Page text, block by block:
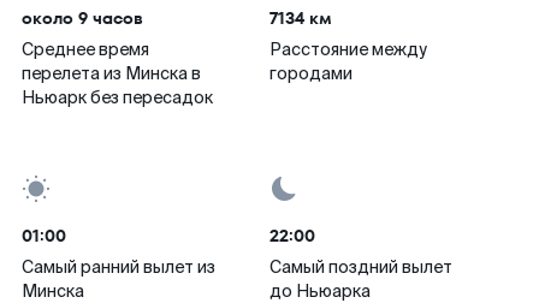
около 9 часов
Среднее время
перелета из Минска в
Ньюарк без пересадок
7134 км
Расстояние между
городами
01:00
Самый ранний вылет из
Минска
22:00
Самый поздний вылет
до Ньюарка